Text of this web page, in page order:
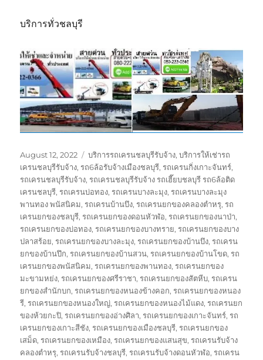
บริการทั่วชลบุรี
Posted
on
August 12, 2022 Tags
บริการรถเครนชลบุรีรับจ้าง,บริการให้เช่ารถ
เครนชลบุรีรับจ้าง,รถ6ล้อรับจ้างเมืองชลบุรี,รถเครนกิ่งเกาะจันทร์,
รถเครนชลบุรีรับจ้าง,รถเครนชลบุรีรับจ้าง รถเฮี๊ยบชลบุรี รถ6ล้อติด
เครนชลบุรี,รถเครนบ่อทอง,รถเครนบางละมุง,รถเครนบางละมุง
พานทอง พนัสนิคม,รถเครนบ้านบึง,รถเครนยกของคลองตำหรุ,รถ
เครนยกของชลบุรี,รถเครนยกของดอนหัวฬ่อ,รถเครนยกของนาป่า,
รถเครนยกของบ่อทอง,รถเครนยกของบางทราย,รถเครนยกของบาง
ปลาสร้อย,รถเครนยกของบางละมุง,รถเครนยกของบ้านบึง,รถเครน
ยกของบ้านปึก,รถเครนยกของบ้านสวน,รถเครนยกของบ้านโขด,รถ
เครนยกของพนัสนิคม,รถเครนยกของพานทอง,รถเครนยกของ
มะขามหย่ง,รถเครนยกของศรีราชา,รถเครนยกของสัตหีบ,รถเครน
ยกของสำนักบก,รถเครนยกของหนองข้างคอก,รถเครนยกของหนอง
รี,รถเครนยกของหนองใหญ่,รถเครนยกของหนองไม้แดง,รถเครนยก
ของห้วยกะปิ,รถเครนยกของอ่างศิลา,รถเครนยกของเกาะจันทร์,รถ
เครนยกของเกาะสีชัง,รถเครนยกของเมืองชลบุรี,รถเครนยกของ
เสม็ด,รถเครนยกของเหมือง,รถเครนยกของแสนสุข,รถเครนรับจ้าง
คลองตำหรุ,รถเครนรับจ้างชลบุรี,รถเครนรับจ้างดอนหัวฬ่อ,รถเครน